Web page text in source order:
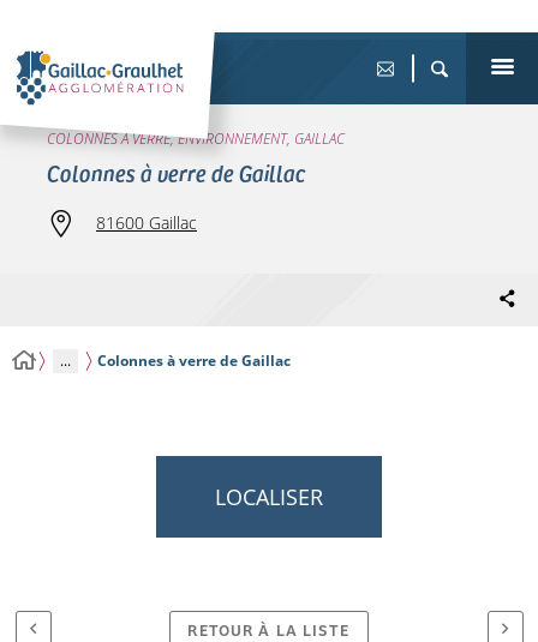
COLONNES À VERRE, ENVIRONNEMENT, GAILLAC
Colonnes à verre de Gaillac
81600 Gaillac
... Colonnes à verre de Gaillac
LOCALISER
RETOUR À LA LISTE